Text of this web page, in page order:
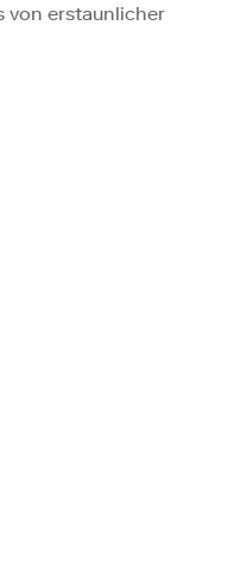
von erstaunlicher